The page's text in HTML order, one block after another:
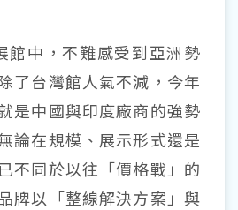
館中，不難感受到亞洲勢
了台灣館人氣不減，今年
是中國與印度廠商的強勢
論在規模、展示形式還是
不同於以往「價格戰」的
牌以「整線解決方案」與